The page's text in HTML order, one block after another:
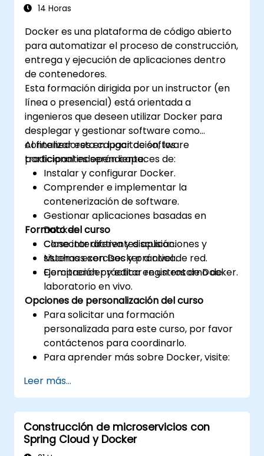
continuas existentes.
14 Horas
Docker es una plataforma de código abierto
para automatizar el proceso de construcción,
entrega y ejecución de aplicaciones dentro
de contenedores.
Esta formación dirigida por un instructor (en
línea o presencial) está orientada a
ingenieros que deseen utilizar Docker para
desplegar y gestionar software como
contenedores en lugar de software
tradicional independiente.
Al finalizar esta capacitación, los
participantes serán capaces de:
Instalar y configurar Docker.
Comprender e implementar la
contenerización de software.
Gestionar aplicaciones basadas en
Docker.
Conectar diferentes aplicaciones y
sistemas con Docker a nivel de red.
Comprender y editar registros de Docker.
Formato del curso
Clase interactiva y discusión.
Muchas exercises y práctica.
Ejercitación práctica en un entorno de
laboratorio en vivo.
Opciones de personalización del curso
Para solicitar una formación
personalizada para este curso, por favor
contáctenos para coordinarlo.
Para aprender más sobre Docker, visite:
Leer más...
Construcción de microservicios con
Spring Cloud y Docker